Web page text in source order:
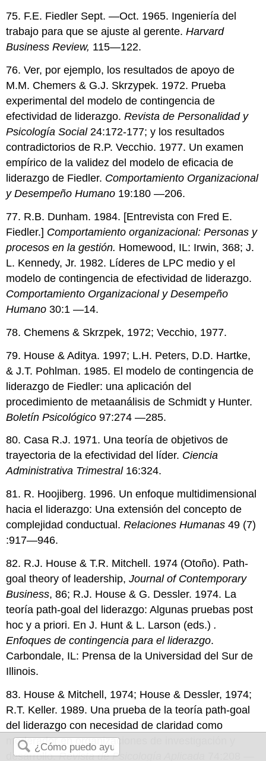
75. F.E. Fiedler Sept. —Oct. 1965. Ingeniería del
trabajo para que se ajuste al gerente.Harvard
Business Review, 115—122.
76. Ver, por ejemplo, los resultados de apoyo de
M.M. Chemers & G.J. Skrzypek. 1972. Prueba
experimental del modelo de contingencia de
efectividad de liderazgo.Revista de Personalidad y
Psicología Social24:172-177; y los resultados
contradictorios de R.P. Vecchio. 1977. Un examen
empírico de la validez del modelo de eficacia de
liderazgo de Fiedler. Comportamiento Organizacional
y Desempeño Humano 19:180 —206.
77. R.B. Dunham. 1984. [Entrevista con Fred E.
Fiedler.] Comportamiento organizacional: Personas y
procesos en la gestión. Homewood, IL: Irwin, 368; J.
L. Kennedy, Jr. 1982. Líderes de LPC medio y el
modelo de contingencia de efectividad de liderazgo.
Comportamiento Organizacional y Desempeño
Humano 30:1 —14.
78. Chemens & Skrzpek, 1972; Vecchio, 1977.
79. House & Aditya. 1997; L.H. Peters, D.D. Hartke,
& J.T. Pohlman. 1985. El modelo de contingencia de
liderazgo de Fiedler: una aplicación del
procedimiento de metaanálisis de Schmidt y Hunter.
Boletín Psicológico 97:274 —285.
80. Casa R.J. 1971. Una teoría de objetivos de
trayectoria de la efectividad del líder. Ciencia
Administrativa Trimestral16:324.
81. R. Hoojiberg. 1996. Un enfoque multidimensional
hacia el liderazgo: Una extensión del concepto de
complejidad conductual.Relaciones Humanas 49 (7)
:917—946.
82. R.J. House & T.R. Mitchell. 1974 (Otoño). Path-
goal theory of leadership,Journal of Contemporary
Business, 86; R.J. House & G. Dessler. 1974. La
teoría path-goal del liderazgo: Algunas pruebas post
hoc y a priori. En J. Hunt & L. Larson (eds.) .
Enfoques de contingencia para el liderazgo.
Carbondale, IL: Prensa de la Universidad del Sur de
Illinois.
83. House & Mitchell, 1974; House & Dessler, 1974;
R.T. Keller. 1989. Una prueba de la teoría path-goal
del liderazgo con necesidad de claridad como
moderador en organizaciones de investigación y
desarrollo.Revista de Psicología Aplicada